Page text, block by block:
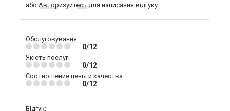
або Авторизуйтесь для написання відгуку
Обслуговування
0/12
Якість послуг
0/12
Соотношение цены и качества
0/12
Відгук: